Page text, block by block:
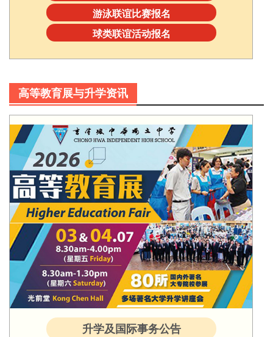
游泳联谊比赛报名
球类联谊活动报名
高等教育展与升学资讯
升学及国际事务公告